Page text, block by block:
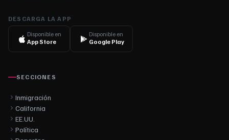
DESCARGA LA APP
Disponible en
App Store
Disponible en
Google Play
SECCIONES
Inmigración
California
EE.UU.
Política